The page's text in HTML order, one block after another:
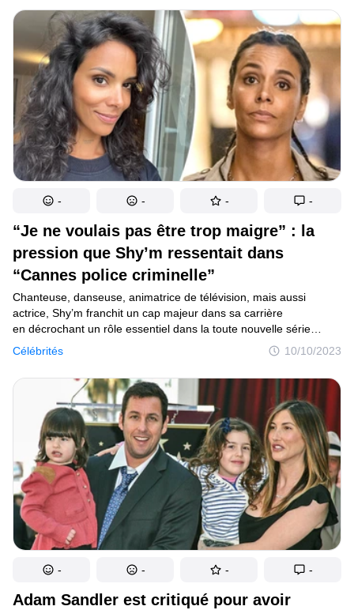
de savoir qui occupera le fauteuil du réalisateur et, bien sûr, qui
jouera nos personnages préférés.
“Je ne voulais pas être trop maigre” : la
pression que Shy’m ressentait dans
“Cannes police criminelle”
Célébrités 10/10/2023
Chanteuse, danseuse, animatrice de télévision, mais aussi
actrice, Shy’m franchit un cap majeur dans sa carrière
en décrochant un rôle essentiel dans la toute nouvelle série
policière Cannes police criminelle. Lors de la diffusion du premier
épisode de la série le lundi 9 octobre, la star a évoqué pour
la première fois les défis liés à son poids qu’elle a dû affronter
en plein post-partum. Découvrons ensemble tous les détails dans
cet article.
- - - -
Adam Sandler est critiqué pour avoir
- - - -